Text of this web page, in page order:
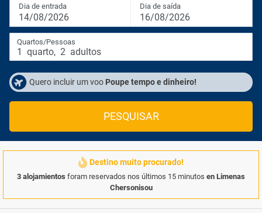
Dia de entrada
14/08/2026
Dia de saída
16/08/2026
Quartos/Pessoas
1 quarto, 2 adultos
Quero incluir um voo Poupe tempo e dinheiro!
PESQUISAR
Destino muito procurado!
3 alojamientos foram reservados nos últimos 15 minutos en Limenas
Chersonisou